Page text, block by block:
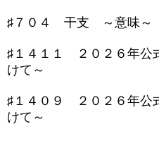
♯７０４ 干支 ～意味～
♯１４１１ ２０２６年公
けて～
♯１４０９ ２０２６年公
けて～